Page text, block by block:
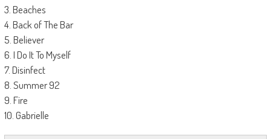
3. Beaches
4. Back of The Bar
5. Believer
6. I Do It To Myself
7. Disinfect
8. Summer 92
9. Fire
10. Gabrielle